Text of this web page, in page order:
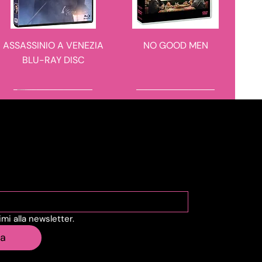
ASSASSINIO A VENEZIA
BLU-RAY DISC
NO GOOD MEN
novità in arrivo
IL CASO 137
novità in arrivo
alla newsletter.